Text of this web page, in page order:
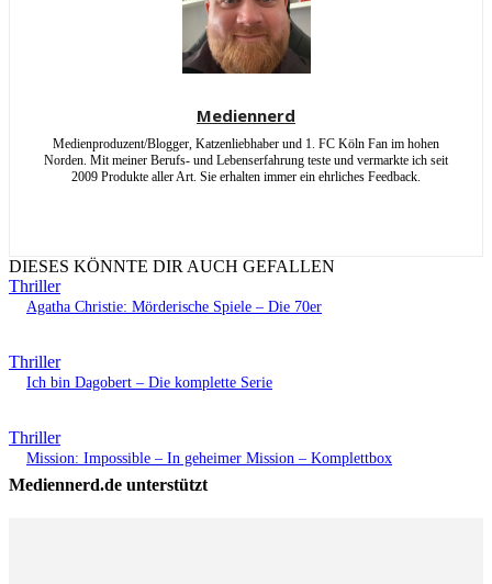
Mediennerd
Medienproduzent/Blogger, Katzenliebhaber und 1. FC Köln Fan im hohen
Norden. Mit meiner Berufs- und Lebenserfahrung teste und vermarkte ich seit
2009 Produkte aller Art. Sie erhalten immer ein ehrliches Feedback.
DIESES KÖNNTE DIR AUCH GEFALLEN
Thriller
Agatha Christie: Mörderische Spiele – Die 70er
Thriller
Ich bin Dagobert – Die komplette Serie
Thriller
Mission: Impossible – In geheimer Mission – Komplettbox
Mediennerd.de unterstützt